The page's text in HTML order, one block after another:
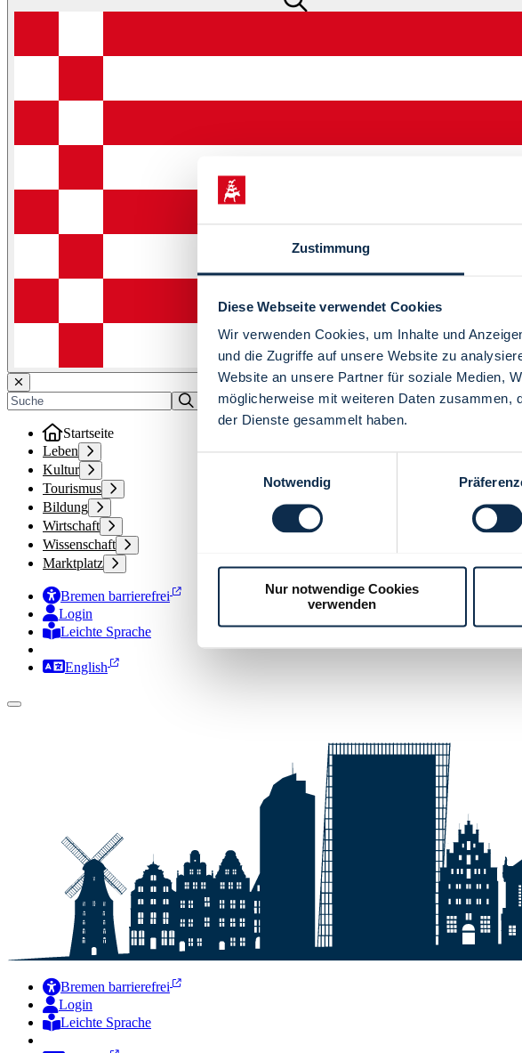
Zustimmung
Diese Webseite verwendet Cookies
Wir verwenden Cookies, um Inhalte und
und die Zugriffe auf unsere Website zu
Website an unsere Partner für soziale Medien,
möglicherweise mit weiteren Daten zusammen,
der Dienste gesammelt haben.
Notwendig
Nur notwendige Cookies
verwenden
Startseite
Leben
Kultur
Tourismus
Bildung
Wirtschaft
Wissenschaft
Marktplatz
Bremen barrierefrei
Login
Leichte Sprache
Zur Deutschen Gebärdensprache
English
Bremen barrierefrei
Login
Leichte Sprache